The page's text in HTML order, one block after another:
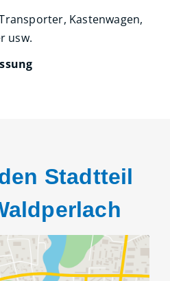
Kastenwagen,
usw.
Stadtteil